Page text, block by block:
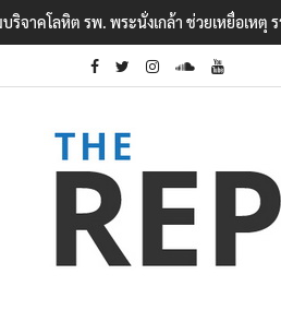
ตร. อยู่ระหว่างสอบสวนแรงจูงใจ เหตุยิงในโร
เหตุเครียดเรื่องเรียน